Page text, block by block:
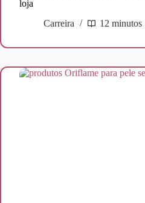
loja
Carreira
12 minutos